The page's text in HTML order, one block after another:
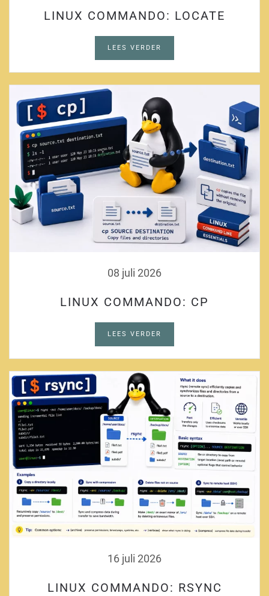
LINUX COMMANDO: LOCATE
LEES VERDER
08 juli 2026
LINUX COMMANDO: CP
LEES VERDER
16 juli 2026
LINUX COMMANDO: RSYNC